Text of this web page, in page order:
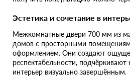
Эстетика и сочетание в
Межкомнатные двери 700 мм из
домов с просторными
оформлением. Они создают
респектабельности,
интерьер визуально завершённым.